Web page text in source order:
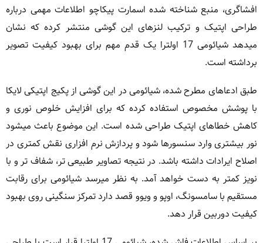
افشاگری، منبع شناخته شده اسمارت پیکاچو اطلاعات مهمی درباره
طراحی اپتیک و ترکیب لنزهای این گوشی منتشر کرده که نشان
میدهد شیائومی 17 اولترا یک قدم مهم برای بهبود کیفیت تصویر
برداشته است.
طبق ادعاهای مطرح شده، شیائومی در این گوشی از پکیج اپتیکی لایکا
با پوشش مخصوص استفاده کرده که برای افزایش خلوص نوری و
کاهش خطاهای اپتیک طراحی شده است. این موضوع باعث میشود
نور بیشتری وارد سنسورها شود و پردازش نرم افزاری نقش کمتری در
اصلاح ایرادات داشته باشد. در نتیجه تصاویر طبیعی تر، شفاف تر و با
نویز کمتر به دست خواهد آمد. به نظر میرسد شیائومی برای رقابت
مستقیم با سامسونگ، اوپو و ویوو قصد دارد تمرکز سنگینی روی بهبود
کیفیت دوربین قرار دهد.